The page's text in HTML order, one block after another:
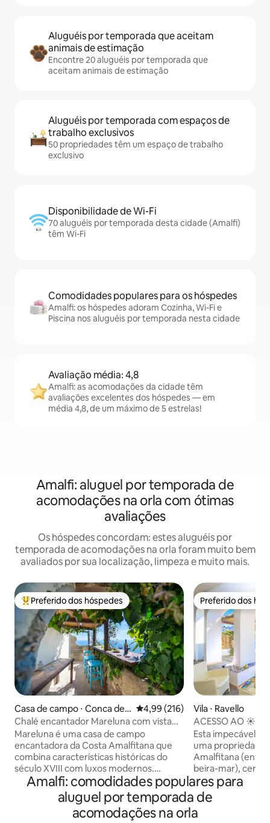
Aluguéis por temporada que aceitam
animais de estimação
Encontre 20 aluguéis por temporada que
aceitam animais de estimação
Aluguéis por temporada com espaços de
trabalho exclusivos
50 propriedades têm um espaço de trabalho
exclusivo
Disponibilidade de Wi-Fi
70 aluguéis por temporada desta cidade (Amalfi)
têm Wi-Fi
Comodidades populares para os hóspedes
Amalfi: os hóspedes adoram Cozinha, Wi-Fi e
Piscina nos aluguéis por temporada nesta cidade
Avaliação média: 4,8
Amalfi: as acomodações da cidade têm
avaliações excelentes dos hóspedes — em
média 4,8, de um máximo de 5 estrelas!
Amalfi: aluguel por temporada de
acomodações na orla com ótimas
avaliações
Os hóspedes concordam: estes aluguéis por
temporada de acomodações na orla foram muito bem
avaliados por sua localização, limpeza e muito mais.
Entre os melhores preferidos dos hóspedes
Preferido dos hóspedes
Casa de campo ⋅ Conca dei
Marini
4,99 de uma avaliação média de
4,99 (216)
Chalé encantador Mareluna com vista
para Capri
Mareluna é uma casa de campo
encantadora da Costa Amalfitana que
combina características históricas do
século XVIII com luxos modernos.
Oferece vistas panorâmicas
deslumbrantes para o mar e interiores
elegantes com detalhes como vigas de
castanha, azulejos tradicionais e
Preferido dos
Preferido dos
Vila ⋅ Ravello
ACESSO AO
Esta impecável
uma propriedade
Amalfitana (entre
beira-mar),
limoeiros e
solário e acesso direto
3 hóspedes.
por um custo adicional. O
Amalfi: comodidades populares para
aluguel por temporada de
acomodações na orla